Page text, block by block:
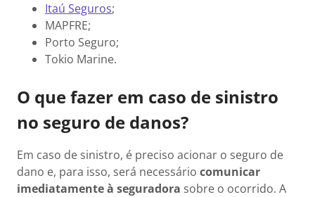
Itaú Seguros;
MAPFRE;
Porto Seguro;
Tokio Marine.
O que fazer em caso de sinistro
no seguro de danos?
Em caso de sinistro, é preciso acionar o seguro de
dano e, para isso, será necessário comunicar
imediatamente à seguradora sobre o ocorrido. A